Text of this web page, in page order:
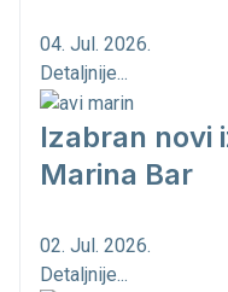
04. Jul. 2026.
Detaljnije...
Izabran novi
Marina Bar
02. Jul. 2026.
Detaljnije...